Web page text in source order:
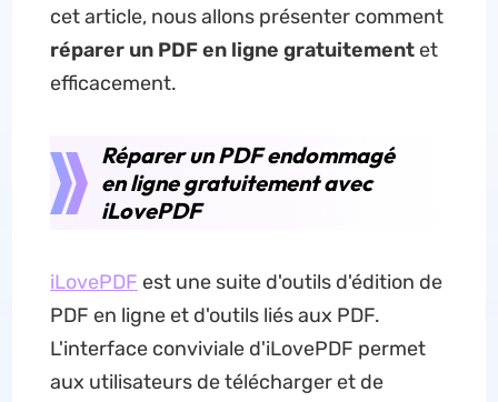
cet article, nous allons présenter comment
réparer un PDF en ligne gratuitementet
efficacement.
Réparer un PDF endommagé
en ligne gratuitement avec
iLovePDF
iLovePDF est une suite d'outils d'édition de
PDF en ligne et d'outils liés aux PDF.
L'interface conviviale d'iLovePDF permet
aux utilisateurs de télécharger et de